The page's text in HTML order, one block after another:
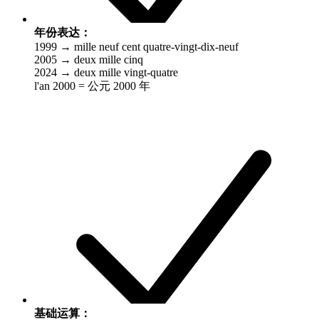
年份表达：
1999 → mille neuf cent quatre-vingt-dix-neuf
2005 → deux mille cinq
2024 → deux mille vingt-quatre
l'an 2000 = 公元 2000 年
基础运算：